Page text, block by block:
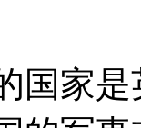
国家